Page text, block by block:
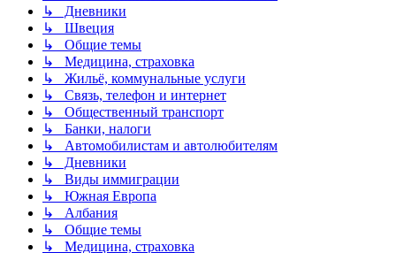
↳ Дневники
↳ Швеция
↳ Общие темы
↳ Медицина, страховка
↳ Жильё, коммунальные услуги
↳ Связь, телефон и интернет
↳ Общественный транспорт
↳ Банки, налоги
↳ Автомобилистам и автолюбителям
↳ Дневники
↳ Виды иммиграции
↳ Южная Европа
↳ Албания
↳ Общие темы
↳ Медицина, страховка